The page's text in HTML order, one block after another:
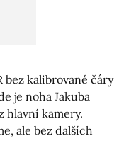
bez kalibrované čáry
je noha Jakuba
hlavní kamery.
ale bez dalších